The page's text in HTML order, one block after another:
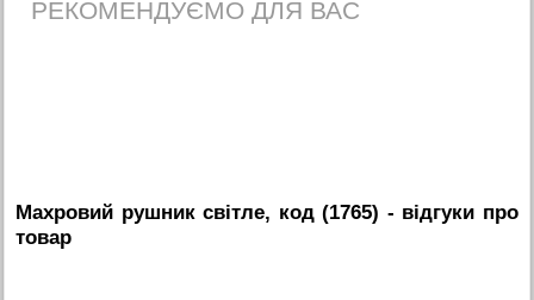
РЕКОМЕНДУЄМО ДЛЯ ВАС
Махровий рушник світле, код (1765) - вiдгуки про
товар